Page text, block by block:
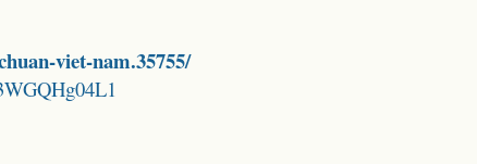
viet-nam.35755/